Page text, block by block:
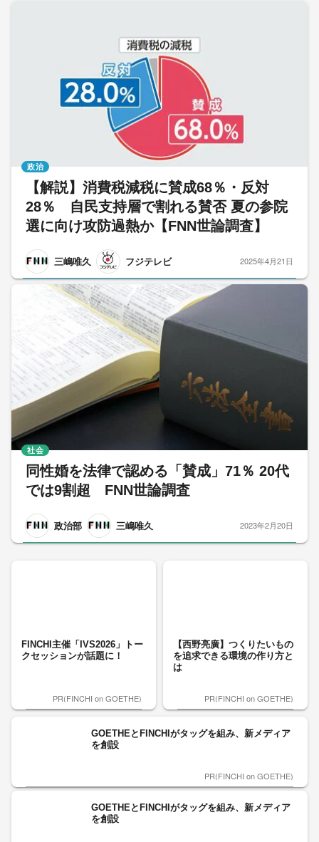
【解説】消費税減税に賛成68％・反対
28％ 自民支持層で割れる賛否 夏の参院
選に向け攻防過熱か【FNN世論調査】
三嶋唯久 フジテレビ
政治
2025年4月21日
同性婚を法律で認める「賛成」71％ 20代
では9割超 FNN世論調査
政治部 三嶋唯久
社会
2023年2月20日
FINCHI主催「IVS2026」トー
クセッションが話題に！
PR(FINCHI on GOETHE)
【西野亮廣】つくりたいもの
を追求できる環境の作り方と
は
PR(FINCHI on GOETHE)
GOETHEとFINCHIがタッグを組み、新メディア
を創設
PR(FINCHI on GOETHE)
GOETHEとFINCHIがタッグを組み、新メディア
を創設